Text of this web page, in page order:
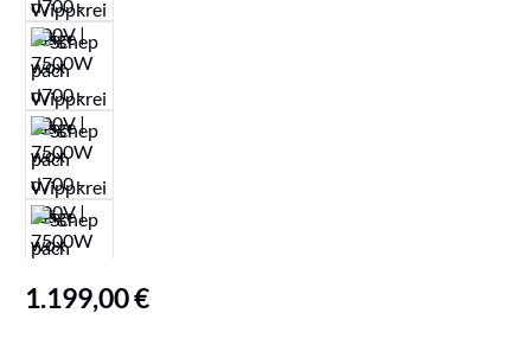
Regulärer Preis:
1.199,00 €